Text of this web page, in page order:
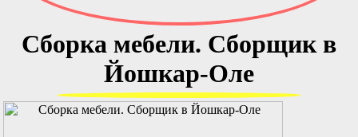
Сборка мебели. Сборщик в
Йошкар-Оле